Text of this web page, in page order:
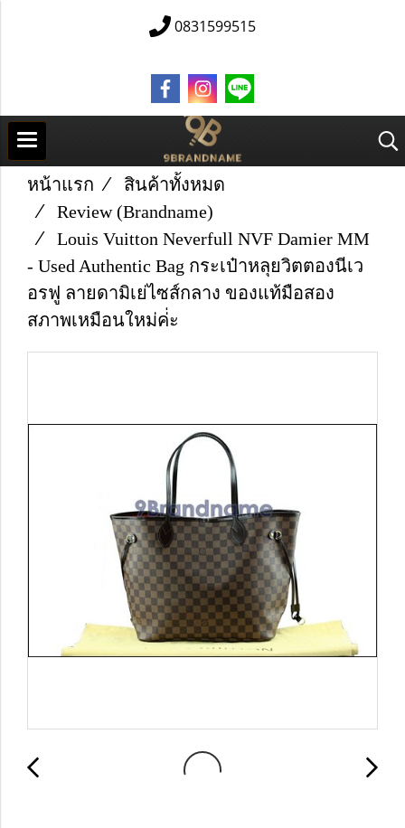
0831599515
หน้าแรก
สินค้าทั้งหมด
Review (Brandname)
Louis Vuitton Neverfull NVF Damier MM
- Used Authentic Bag กระเป๋าหลุยวิตตองนีเว
อรฟู ลายดามิเย่ไซส์กลาง ของแท้มือสอง
สภาพเหมือนใหม่ค่่ะ